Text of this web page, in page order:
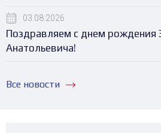
03.08.2026
Поздравляем с днем рождения
Анатольевича!
Все новости